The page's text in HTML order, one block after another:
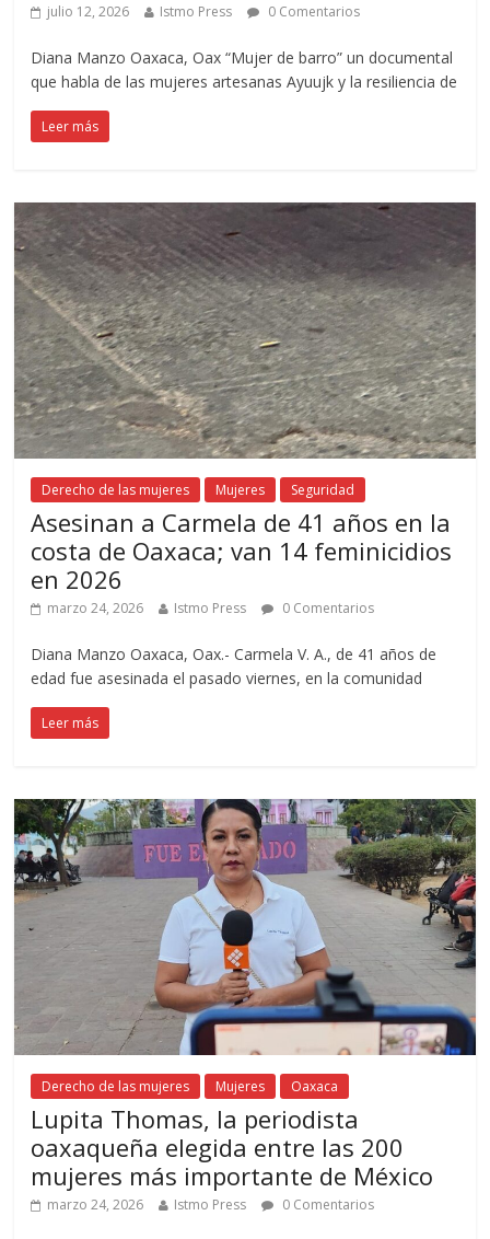
julio 12, 2026 Istmo Press 0 Comentarios
Diana Manzo Oaxaca, Oax “Mujer de barro” un documental
que habla de las mujeres artesanas Ayuujk y la resiliencia de
Leer más
Derecho de las mujeres Mujeres Seguridad
Asesinan a Carmela de 41 años en la
costa de Oaxaca; van 14 feminicidios
en 2026
marzo 24, 2026 Istmo Press 0 Comentarios
Diana Manzo Oaxaca, Oax.- Carmela V. A., de 41 años de
edad fue asesinada el pasado viernes, en la comunidad
Leer más
Derecho de las mujeres Mujeres Oaxaca
Lupita Thomas, la periodista
oaxaqueña elegida entre las 200
mujeres más importante de México
marzo 24, 2026 Istmo Press 0 Comentarios